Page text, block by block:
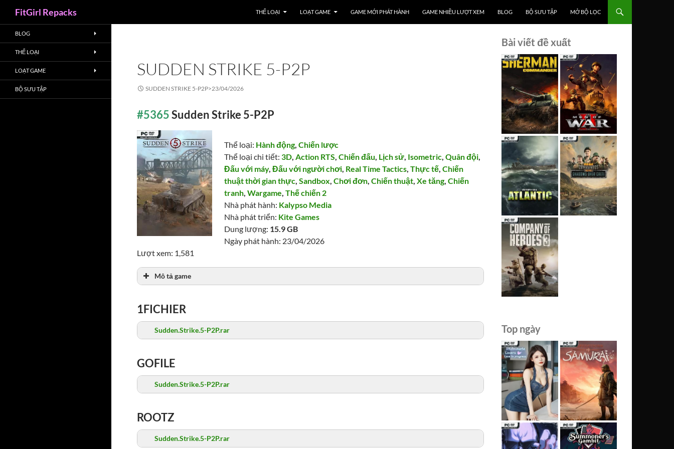
FitGirl Repacks THỂ LOẠI LOẠT GAME GAME MỚI PHÁT HÀNH GAME NHIỀU LƯỢT XEM BLOG BỘ SƯU TẬP MỞ BỘ LỌC
SUDDEN STRIKE 5-P2P
SUDDEN STRIKE 5-P2P>23/04/2026
#5365Sudden Strike 5-P2P
Thể loại: Hành động,Chiến lược
Thể loại chi tiết: 3D,Action RTS,Chiến đấu, Lịch sử, Isometric,Quân đội,
Đấu với máy,Đấu với người chơi, Real Time Tactics,Thực tế,Chiến
thuật thời gian thực,Sandbox,Chơi đơn,Chiến thuật,Xe tăng,Chiến
tranh,Wargame,Thế chiến 2
Nhà phát hành: Kalypso Media
Nhà phát triển: Kite Games
Dung lượng: 15.9 GB
Ngày phát hành: 23/04/2026
Lượt xem: 1,581
Mô tả game
1FICHIER
Sudden.Strike.5-P2P.rar
GOFILE
Sudden.Strike.5-P2P.rar
ROOTZ
Sudden.Strike.5-P2P.rar
Bài viết đề xuất
Top ngày
BLOG
THỂ LOẠI
LOẠT GAME
BỘ SƯU TẬP